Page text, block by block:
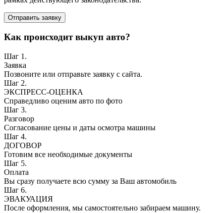
Отправить заявку
Как происходит выкуп авто?
Шаг 1.
Заявка
Позвоните или отправьте заявку с сайта.
Шаг 2.
ЭКСПРЕСС-ОЦЕНКА
Справедливо оценим авто по фото
Шаг 3.
Разговор
Согласование цены и даты осмотра машины
Шаг 4.
ДОГОВОР
Готовим все необходимые документы
Шаг 5.
Оплата
Вы сразу получаете всю сумму за Ваш автомобиль
Шаг 6.
ЭВАКУАЦИЯ
После оформления, мы самостоятельно забираем машину.